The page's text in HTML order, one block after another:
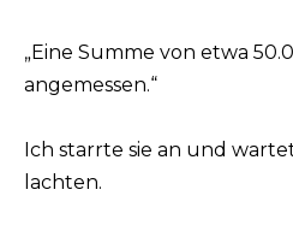
„Eine Summe von etwa
angemessen.“
Ich starrte sie an und
lachten.